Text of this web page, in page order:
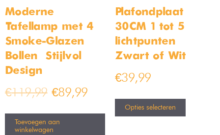
Moderne
Tafellamp met 4
Smoke-Glazen
Bollen – Stijlvol
Design
€119,99 €89,99
Toevoegen aan
winkelwagen
Plafondplaat
30CM 1 tot 5
lichtpunten –
Zwart of Wit
€39,99
Opties selecteren